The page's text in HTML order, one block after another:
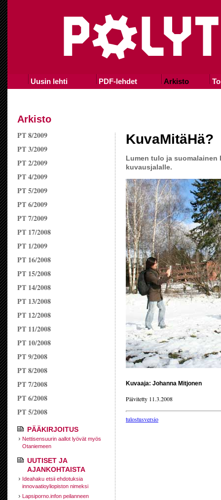
Uusin lehti PDF-lehdet Arkisto
Arkisto
PT 8/2009
PT 3/2009
PT 2/2009
PT 4/2009
PT 5/2009
PT 6/2009
PT 7/2009
PT 17/2008
PT 1/2009
PT 16/2008
PT 15/2008
PT 14/2008
PT 13/2008
PT 12/2008
PT 11/2008
PT 10/2008
PT 9/2008
PT 8/2008
PT 7/2008
PT 6/2008
PT 5/2008
PÄÄKIRJOITUS
Nettisensuurin aallot lyövät myös
Otaniemeen
UUTISET JA
AJANKOHTAISTA
Ideahaku etsii ehdotuksia
innovaatioyliopiston nimeksi
Lapsiporno.infon peilanneen
KuvaMitäHä?
Lumen tulo ja
kuvausjalalle.
Kuvaaja: Johanna Mitjonen
Päivitetty 11.3.2008
tulostusversio